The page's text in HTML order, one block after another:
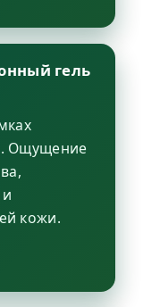
гель
Ощущение
кожи.